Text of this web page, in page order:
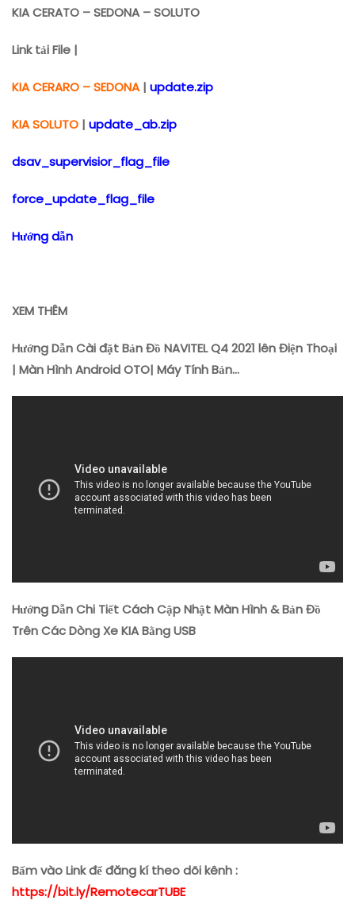
KIA CERATO – SEDONA – SOLUTO
Link tải File |
KIA CERARO – SEDONA| update.zip
KIA SOLUTO | update_ab.zip
dsav_supervisior_flag_file
force_update_flag_file
Hướng dẫn
XEM THÊM
Hướng Dẫn Cài đặt Bản Đồ NAVITEL Q4 2021 lên Điện Thoại
| Màn Hình Android OTO| Máy Tính Bản…
Hướng Dẫn Chi Tiết Cách Cập Nhật Màn Hình & Bản Đồ
Trên Các Dòng Xe KIA Bằng USB
Bấm vào Link để đăng kí theo dõi kênh :
https://bit.ly/RemotecarTUBE